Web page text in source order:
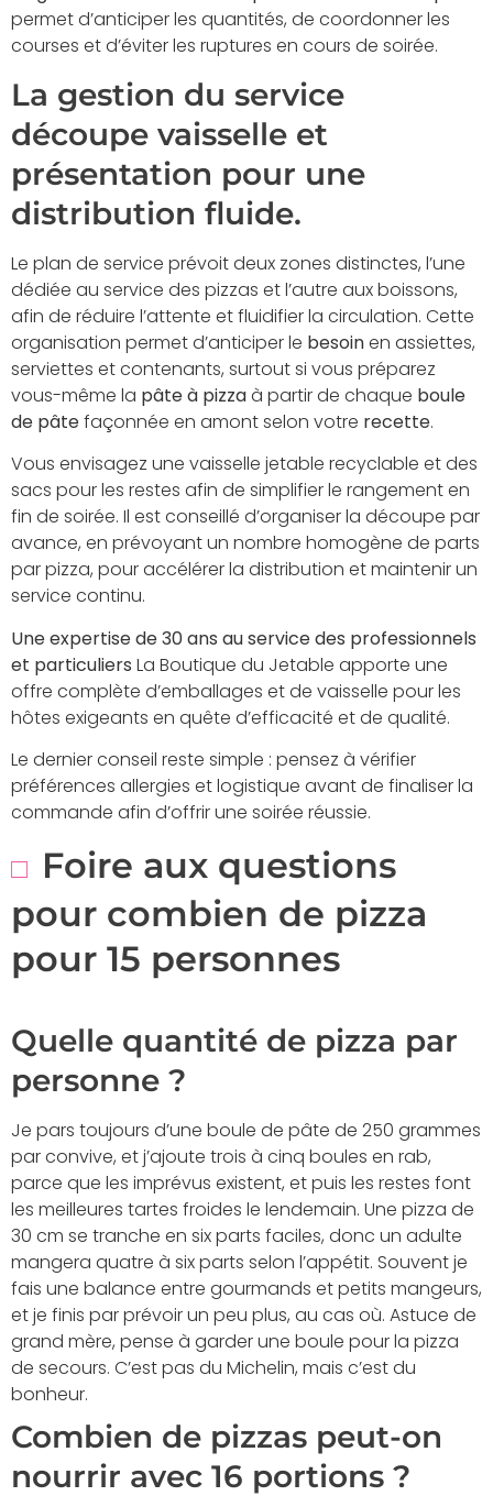
permet d’anticiper les quantités, de coordonner les
courses et d’éviter les ruptures en cours de soirée.
La gestion du service
découpe vaisselle et
présentation pour une
distribution fluide.
Le plan de service prévoit deux zones distinctes, l’une
dédiée au service des pizzas et l’autre aux boissons,
afin de réduire l’attente et fluidifier la circulation. Cette
organisation permet d’anticiper le besoinen assiettes,
serviettes et contenants, surtout si vous préparez
vous-même la pâte à pizzaà partir de chaque boule
de pâtefaçonnée en amont selon votre recette.
Vous envisagez une vaisselle jetable recyclable et des
sacs pour les restes afin de simplifier le rangement en
fin de soirée. Il est conseillé d’organiser la découpe par
avance, en prévoyant un nombre homogène de parts
par pizza, pour accélérer la distribution et maintenir un
service continu.
Une expertise de 30 ans au service des professionnels
et particuliers La Boutique du Jetable apporte une
offre complète d’emballages et de vaisselle pour les
hôtes exigeants en quête d’efficacité et de qualité.
Le dernier conseil reste simple : pensez à vérifier
préférences allergies et logistique avant de finaliser la
commande afin d’offrir une soirée réussie.
Foire aux questions
pour combien de pizza
pour 15 personnes
Quelle quantité de pizza par
personne ?
Je pars toujours d’une boule de pâte de 250 grammes
par convive, et j’ajoute trois à cinq boules en rab,
parce que les imprévus existent, et puis les restes font
les meilleures tartes froides le lendemain. Une pizza de
30 cm se tranche en six parts faciles, donc un adulte
mangera quatre à six parts selon l’appétit. Souvent je
fais une balance entre gourmands et petits mangeurs,
et je finis par prévoir un peu plus, au cas où. Astuce de
grand mère, pense à garder une boule pour la pizza
de secours. C’est pas du Michelin, mais c’est du
bonheur.
Combien de pizzas peut-on
nourrir avec 16 portions ?